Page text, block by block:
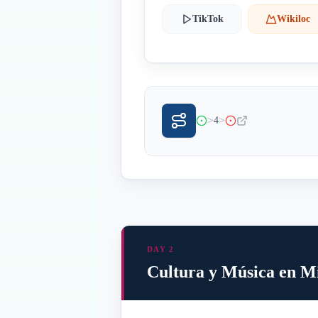
TikTok Wikiloc
>4>
DAY 2
Cultura y Música en